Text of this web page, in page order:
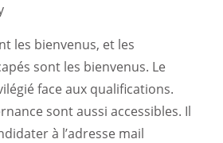
les bienvenus, et les
sont les bienvenus. Le
face aux qualifications.
sont aussi accessibles. Il
à l’adresse mail